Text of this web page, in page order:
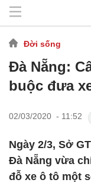
Đời sống
Đà Nẵng:
buộc đưa
02/03/2020 - 11:52
Ngày 2/3, Sở
Đà Nẵng vừa
đỗ xe ô tô một